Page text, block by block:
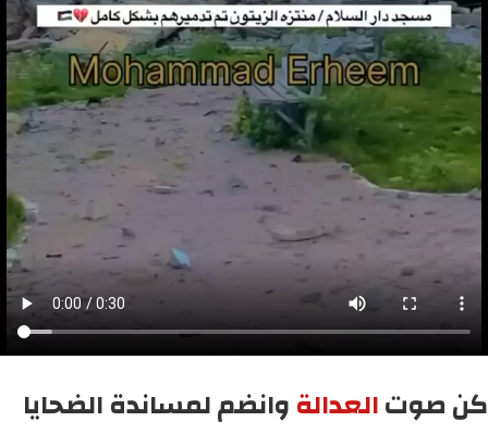
كن صوتالعدالةوانضم لمساندة الضحايا